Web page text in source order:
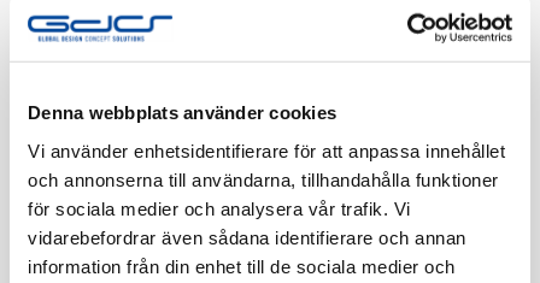
Denna webbplats använder cookies
Vi använder enhetsidentifierare för att anpassa innehållet
och annonserna till användarna, tillhandahålla funktioner
för sociala medier och analysera vår trafik. Vi
vidarebefordrar även sådana identifierare och annan
information från din enhet till de sociala medier och
SCHNEIDER
Artnr:
1822247
EAN-kod:
3606480208584
Tillv. Artnr:
WDE004000